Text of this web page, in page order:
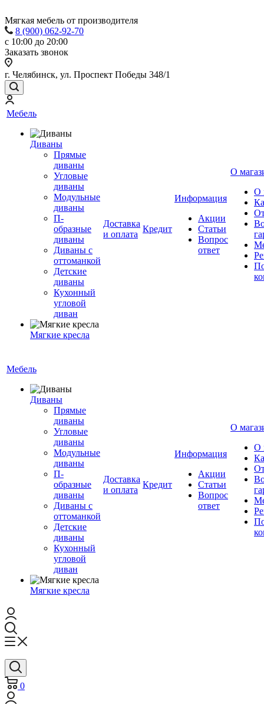
Мягкая мебель от производителя
8 (900) 062-92-70
с 10:00 до 20:00
Заказать звонок
г. Челябинск, ул. Проспект Победы 348/1
Мебель
Диваны
Прямые
диваны
Угловые
диваны
Модульные
диваны
П-
образные
диваны
Диваны с
оттоманкой
Детские
диваны
Кухонный
угловой
диван
Мягкие кресла
Доставка
и оплата
Кредит
Информация
Акции
Статьи
Вопрос
ответ
О
О
Мебель
Диваны
Прямые
диваны
Угловые
диваны
Модульные
диваны
П-
образные
диваны
Диваны с
оттоманкой
Детские
диваны
Кухонный
угловой
диван
Мягкие кресла
Доставка
и оплата
Кредит
Информация
Акции
Статьи
Вопрос
ответ
О
О
0